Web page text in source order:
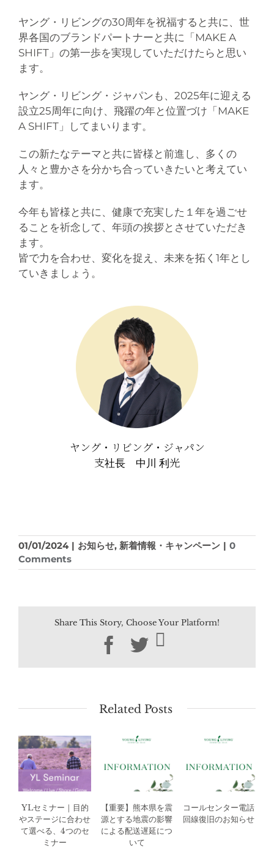
ヤング・リビングの30周年を祝福すると共に、世
界各国のブランドパートナーと共に「MAKE A
SHIFT」の第一歩を実現していただけたらと思い
ます。
ヤング・リビング・ジャパンも、2025年に迎える
設立25周年に向け、飛躍の年と位置づけ「MAKE
A SHIFT」してまいります。
この新たなテーマと共に皆様 と前進し、多くの
人々と豊かさを分かち合っていきたいと考えてい
ます。
今年も皆様 と共に、健康で充実した１年を過ごせ
ることを祈念して、年頭の挨拶とさせていただき
ます。
皆で力を合わせ、変化を捉え、未来を拓く 1年とし
ていきましょう。
ヤング・リビング・ジャパン
支社長 中川 利光
01/01/2024 | お知らせ, 新着情報・キャンペーン | 0
Comments
Share This Story, Choose Your Platform!
Facebook
Twitter
Related Posts
YLセミナー｜目的
やステージに合わせ
て選べる、4つのセ
ミナー
【重要】熊本県を震
源とする地震の影響
による配送遅延につ
いて
コールセンター電話
回線復旧のお知らせ